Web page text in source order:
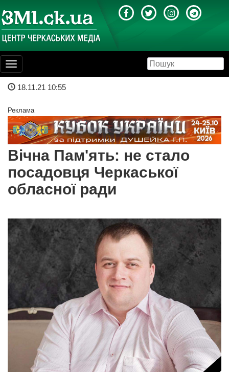
Toggle
navigation
18.11.21 10:55
Реклама
Вічна Пам'ять: не стало
посадовця Черкаської
обласної ради